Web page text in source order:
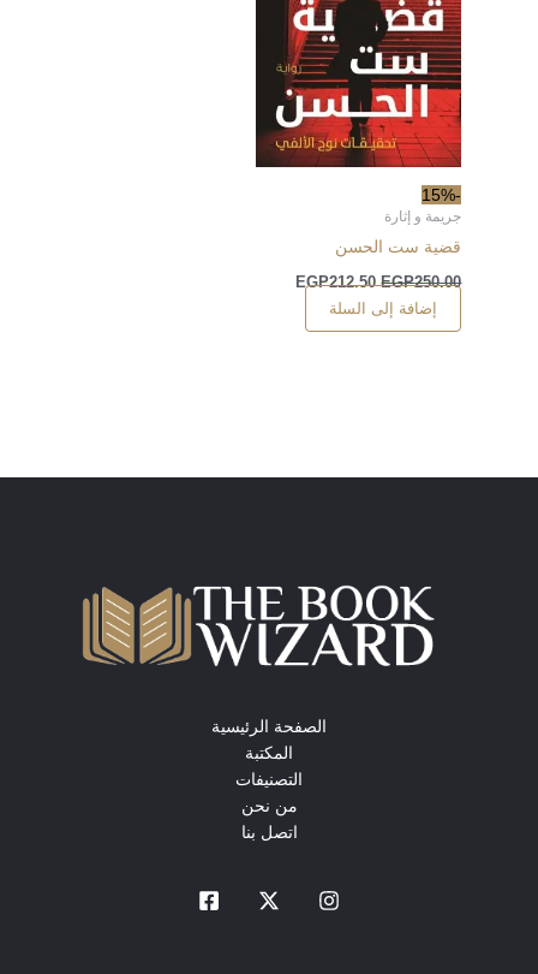
-15%
جريمة و إثارة
قضية ست الحسن
EGP250.00
EGP212.50
إضافة إلى السلة
الصفحة الرئيسية
المكتبة
التصنيفات
من نحن
اتصل بنا